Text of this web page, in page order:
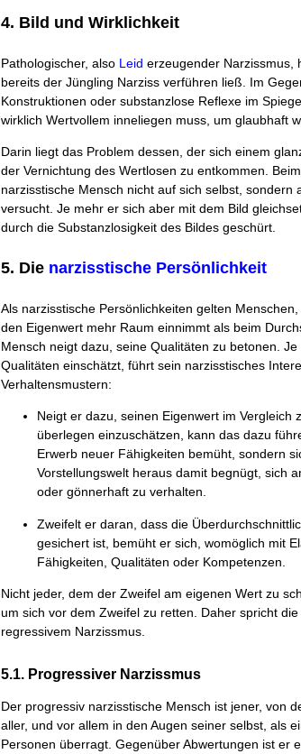
4. Bild und Wirklichkeit
Pathologischer, also Leid erzeugender Narzissmus,
bereits der Jüngling Narziss verführen ließ. Im
Konstruktionen oder substanzlose Reflexe im
wirklich Wertvollem inneliegen muss, um glaubhaft
Darin liegt das Problem dessen, der sich einem
der Vernichtung des Wertlosen zu entkommen.
narzisstische Mensch nicht auf sich selbst,
versucht. Je mehr er sich aber mit dem Bild
durch die Substanzlosigkeit des Bildes geschürt.
5. Die narzisstische Persönlichkeit
Als narzisstische Persönlichkeiten gelten
den Eigenwert mehr Raum einnimmt als beim
Mensch neigt dazu, seine Qualitäten zu betonen.
Qualitäten einschätzt, führt sein narzisstisches
Verhaltensmustern:
Neigt er dazu, seinen Eigenwert im Vergleich
überlegen einzuschätzen, kann das dazu
Erwerb neuer Fähigkeiten bemüht, sondern
Vorstellungswelt heraus damit begnügt, sich
oder gönnerhaft zu verhalten.
Zweifelt er daran, dass die
gesichert ist, bemüht er sich, womöglich mit
Fähigkeiten, Qualitäten oder Kompetenzen.
Nicht jeder, dem der Zweifel am eigenen Wert zu
um sich vor dem Zweifel zu retten. Daher spricht
regressivem Narzissmus.
5.1. Progressiver Narzissmus
Der progressiv narzisstische Mensch ist jener, von
aller, und vor allem in den Augen seiner selbst, als
Personen überragt. Gegenüber Abwertungen ist er